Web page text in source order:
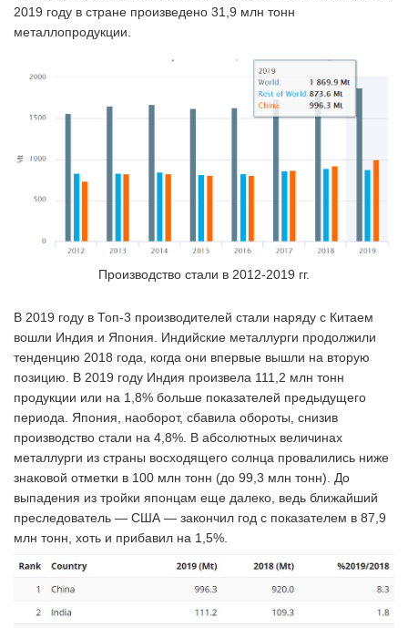
2019 году в стране произведено 31,9 млн тонн
металлопродукции.
Производство стали в 2012-2019 гг.
В 2019 году в Топ-3 производителей стали наряду с Китаем
вошли Индия и Япония. Индийские металлурги продолжили
тенденцию 2018 года, когда они впервые вышли на вторую
позицию. В 2019 году Индия произвела 111,2 млн тонн
продукции или на 1,8% больше показателей предыдущего
периода. Япония, наоборот, сбавила обороты, снизив
производство стали на 4,8%. В абсолютных величинах
металлурги из страны восходящего солнца провалились ниже
знаковой отметки в 100 млн тонн (до 99,3 млн тонн). До
выпадения из тройки японцам еще далеко, ведь ближайший
преследователь — США — закончил год с показателем в 87,9
млн тонн, хоть и прибавил на 1,5%.